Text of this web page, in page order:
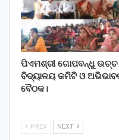
ପିଏମଶ୍ରୀ ଗୋପବନ୍ଧୁ ଉଚ୍ଚ
ବିଦ୍ୟାଳୟ କମିଟି ଓ
ବୈଠକ।
PREV NEXT